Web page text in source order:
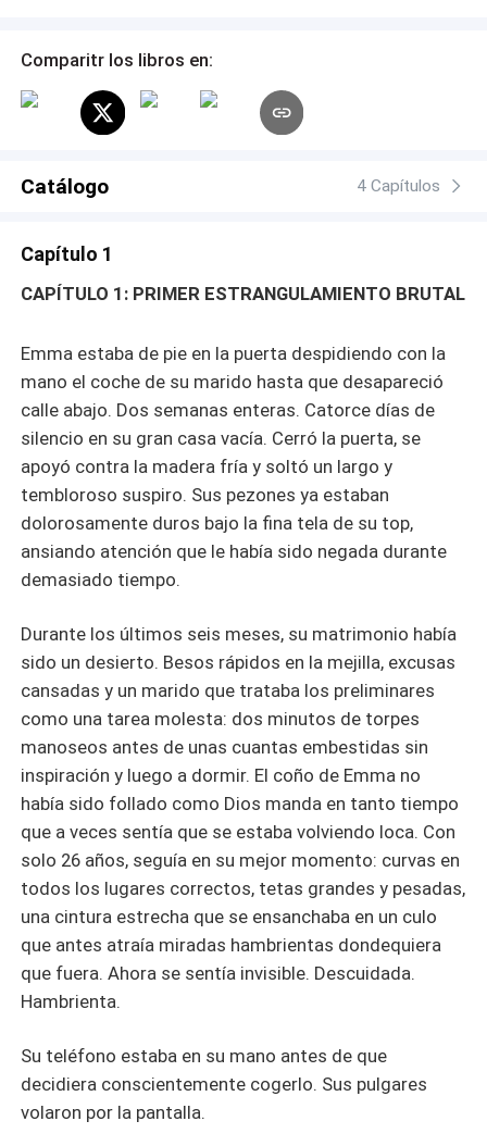
antes de que todo explote?
Comparitr los libros en:
Catálogo 4 Capítulos
Capítulo 1
CAPÍTULO 1: PRIMER ESTRANGULAMIENTO BRUTAL
Emma estaba de pie en la puerta despidiendo con la
mano el coche de su marido hasta que desapareció
calle abajo. Dos semanas enteras. Catorce días de
silencio en su gran casa vacía. Cerró la puerta, se
apoyó contra la madera fría y soltó un largo y
tembloroso suspiro. Sus pezones ya estaban
dolorosamente duros bajo la fina tela de su top,
ansiando atención que le había sido negada durante
demasiado tiempo.
Durante los últimos seis meses, su matrimonio había
sido un desierto. Besos rápidos en la mejilla, excusas
cansadas y un marido que trataba los preliminares
como una tarea molesta: dos minutos de torpes
manoseos antes de unas cuantas embestidas sin
inspiración y luego a dormir. El coño de Emma no
había sido follado como Dios manda en tanto tiempo
que a veces sentía que se estaba volviendo loca. Con
solo 26 años, seguía en su mejor momento: curvas en
todos los lugares correctos, tetas grandes y pesadas,
una cintura estrecha que se ensanchaba en un culo
que antes atraía miradas hambrientas dondequiera
que fuera. Ahora se sentía invisible. Descuidada.
Hambrienta.
Su teléfono estaba en su mano antes de que
decidiera conscientemente cogerlo. Sus pulgares
volaron por la pantalla.